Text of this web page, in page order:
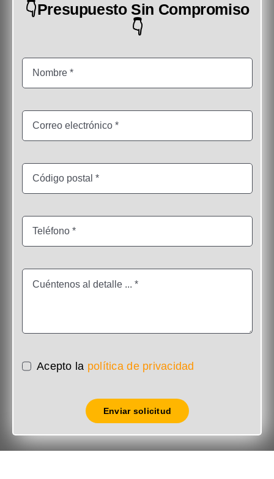
👇Presupuesto Sin Compromiso
👇
Acepto la política de privacidad
Enviar solicitud